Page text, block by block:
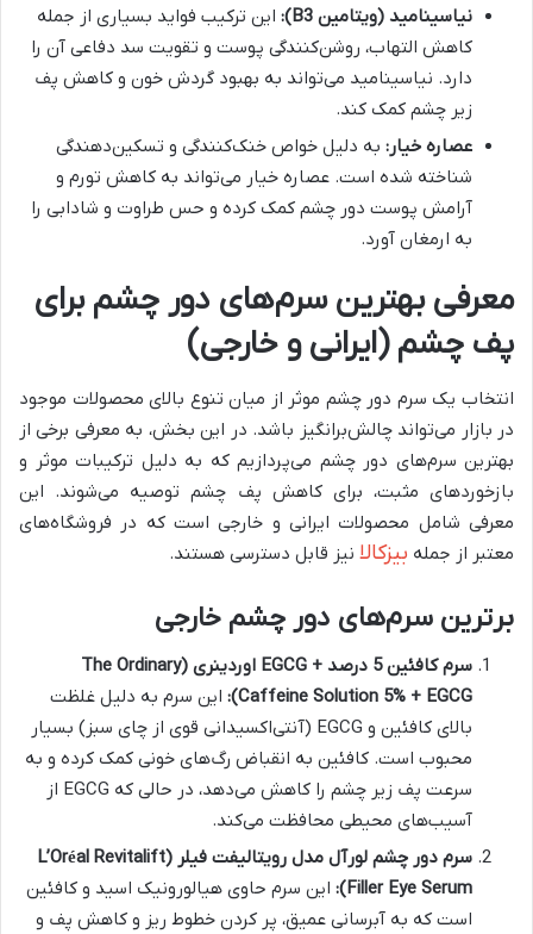
نیاسینامید (ویتامین B3):
این ترکیب فواید بسیاری از جمله
کاهش التهاب، روشن‌کنندگی پوست و تقویت سد دفاعی آن را
دارد. نیاسینامید می‌تواند به بهبود گردش خون و کاهش پف
زیر چشم کمک کند.
عصاره خیار: به دلیل خواص خنک‌کنندگی و تسکین‌دهندگی
شناخته شده است. عصاره خیار می‌تواند به کاهش تورم و
آرامش پوست دور چشم کمک کرده و حس طراوت و شادابی را
به ارمغان آورد.
معرفی بهترین سرم‌های دور چشم برای
پف چشم (ایرانی و خارجی)
انتخاب یک سرم دور چشم موثر از میان تنوع بالای محصولات موجود
در بازار می‌تواند چالش‌برانگیز باشد. در این بخش، به معرفی برخی از
بهترین سرم‌های دور چشم می‌پردازیم که به دلیل ترکیبات موثر و
بازخوردهای مثبت، برای کاهش پف چشم توصیه می‌شوند. این
معرفی شامل محصولات ایرانی و خارجی است که در فروشگاه‌های
معتبر از جمله بیزکالا نیز قابل دسترسی هستند.
برترین سرم‌های دور چشم خارجی
سرم کافئین 5 درصد + EGCG اوردینری (The Ordinary
Caffeine Solution 5% + EGCG):
این سرم به دلیل غلظت
بالای کافئین و EGCG (آنتی‌اکسیدانی قوی از چای سبز) بسیار
محبوب است. کافئین به انقباض رگ‌های خونی کمک کرده و به
سرعت پف زیر چشم را کاهش می‌دهد، در حالی که EGCG از
آسیب‌های محیطی محافظت می‌کند.
سرم دور چشم لورآل مدل رویتالیفت فیلر (L’Oréal Revitalift
Filler Eye Serum):
این سرم حاوی هیالورونیک اسید و کافئین
است که به آبرسانی عمیق، پر کردن خطوط ریز و کاهش پف و